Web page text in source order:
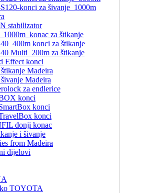
konci za šivanje_1000m
stabilizator
za štikanje
konci za štikanje
Multi_200m za štikanje
Effect konci
Madeira
Madeira
za endlerice
konci
konci
konci
donji konac
i šivanje
from Madeira
dijelovi
TOYOTA